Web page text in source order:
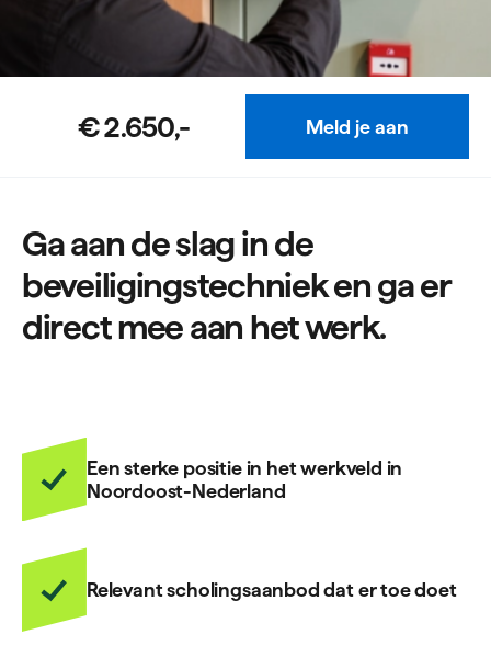
€ 2.650,- Meld je aan
Ga aan de slag in de
beveiligingstechniek en ga er
direct mee aan het werk.
Een sterke positie in het werkveld in
Noordoost-Nederland
Relevant scholingsaanbod dat er toe doet